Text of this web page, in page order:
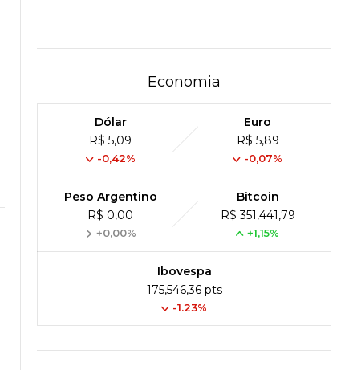
Economia
Dólar
R$ 5,09
-0,42%
Euro
R$ 5,89
-0,07%
Peso Argentino
R$ 0,00
+0,00%
Bitcoin
R$ 351,441,79
+1,15%
Ibovespa
175,546,36 pts
-1.23%